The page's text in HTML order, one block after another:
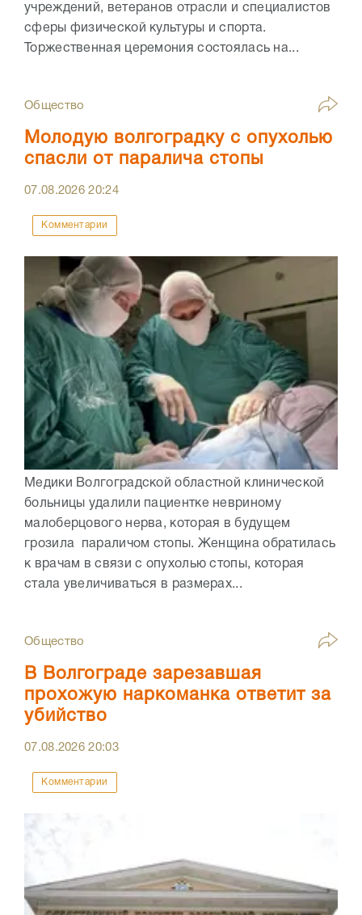
учреждений, ветеранов отрасли и специалистов
сферы физической культуры и спорта.
Торжественная церемония состоялась на...
Общество
Молодую волгоградку с опухолью
спасли от паралича стопы
07.08.202620:24
Комментарии
Медики Волгоградской областной клинической
больницы удалили пациентке невриному
малоберцового нерва, которая в будущем
грозила параличом стопы. Женщина обратилась
к врачам в связи с опухолью стопы, которая
стала увеличиваться в размерах...
Общество
В Волгограде зарезавшая
прохожую наркоманка ответит за
убийство
07.08.202620:03
Комментарии